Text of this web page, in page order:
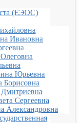
(ЕЭОС)
Ивановна
Юрьевна
Борисовна
Сергеевна
Александровна